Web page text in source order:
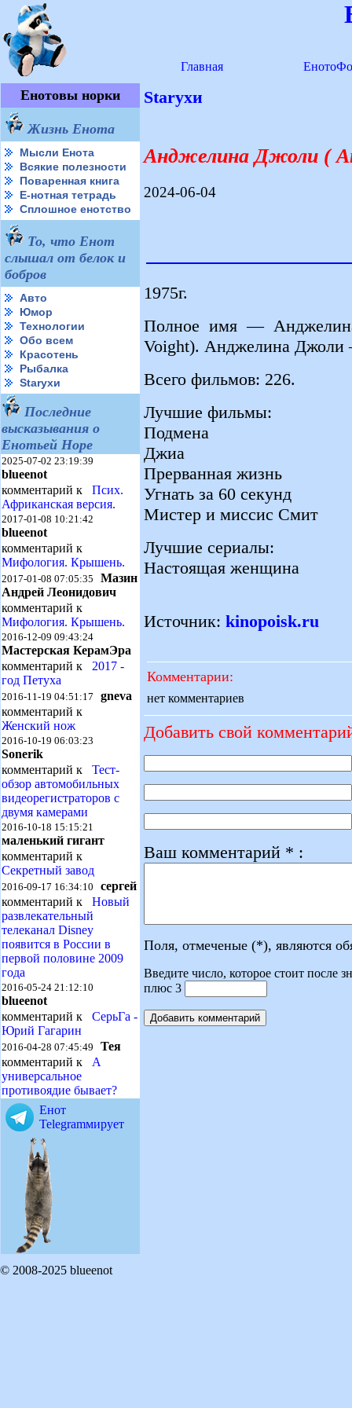
Главная
Енотовы норки
Жизнь Енота
Мысли Енота
Всякие полезности
Поваренная книга
Е-нотная тетрадь
Сплошное енотство
То, что Енот
слышал от белок и
бобров
Авто
Юмор
Технологии
Обо всем
Красотень
Рыбалка
Starухи
Последние
высказывания о
Енотьей Норе
2025-07-02 23:19:39
blueenot
комментарий к Псих.
Африканская версия.
2017-01-08 10:21:42
blueenot
комментарий к
Мифология. Крышень.
2017-01-08 07:05:35 Мазин
Андрей Леонидович
комментарий к
Мифология. Крышень.
2016-12-09 09:43:24
Мастерская КерамЭра
комментарий к 2017 -
год Петуха
2016-11-19 04:51:17 gneva
комментарий к
Женский нож
2016-10-19 06:03:23
Sonerik
комментарий к Тест-
обзор автомобильных
видеорегистраторов с
двумя камерами
2016-10-18 15:15:21
маленький гигант
комментарий к
Секретный завод
2016-09-17 16:34:10 сергей
комментарий к Новый
развлекательный
телеканал Disney
появится в России в
первой половине 2009
года
2016-05-24 21:12:10
blueenot
комментарий к СерьГа -
Юрий Гагарин
2016-04-28 07:45:49 Тея
комментарий к А
универсальное
противоядие бывает?
Енот
Telegramмирует
Starухи
Анджелина Джоли (
2024-06-04
1975г.
Полное имя —
Voight). Анджелина
Всего фильмов: 226.
Лучшие фильмы:
Подмена
Джиа
Прерванная жизнь
Угнать за 60 секунд
Мистер и миссис Смит
Лучшие сериалы:
Настоящая женщина
Источник: kinopoisk.ru
Комментарии:
нет комментариев
Добавить свой
Ваш комментарий * :
Поля, отмеченые (*), являются
Введите число, которое стоит после
плюс 3
© 2008-2025 blueenot